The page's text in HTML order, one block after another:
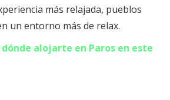
más relajada, pueblos
un entorno más de relax.
alojarte en Paros en este